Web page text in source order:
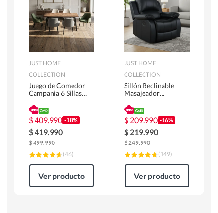
Alfombras
JUST HOME
COLLECTION
Juego de Comedor
Campania 6 Sillas
180 x 90 x 76 cm
Café
$409.990 -18%
$419.990
$499.990
(46)
Ver producto
JUST HOME
COLLECTION
Sillón Reclinable
Masajeador
Atlanta 91x101x94
cm Negro
$ 209.990 -16%
$ 219.990
$249.990
(149)
Ver producto